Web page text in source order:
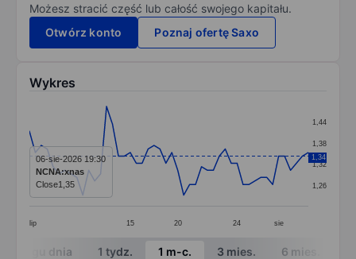
Możesz stracić część lub całość swojego kapitału.
Otwórz konto
Poznaj ofertę Saxo
Wykres
Line chart with 48 data points.
The chart has 1 X axis displaying categories.
The chart has 1 Y axis displaying values. Data ranges
lip 15 20 24 sie
1,26
1,32
1,38
1,44
1,34
06-sie-2026 19:30
NCNA:xnas
Close1,35
End of interactive chart.
W ciągu dnia 1 tydz. 1 m-c. 3 mies. 6 mies.